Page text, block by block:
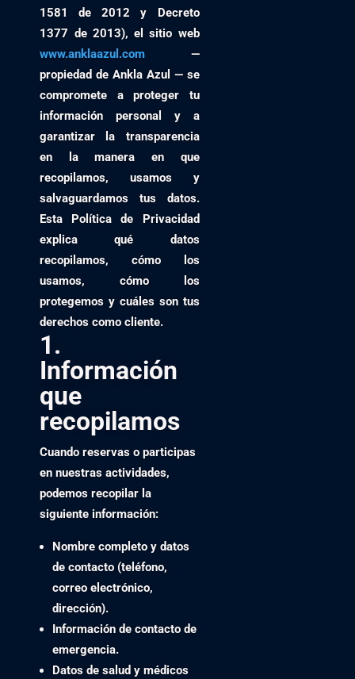
1581 de 2012 y Decreto
1377 de 2013), el sitio web
www.anklaazul.com —
propiedad de Ankla Azul — se
compromete a proteger tu
información personal y a
garantizar la transparencia
en la manera en que
recopilamos, usamos y
salvaguardamos tus datos.
Esta Política de Privacidad
explica qué datos
recopilamos, cómo los
usamos, cómo los
protegemos y cuáles son tus
derechos como cliente.
1.
Información
que
recopilamos
Cuando reservas o participas
en nuestras actividades,
podemos recopilar la
siguiente información:
Nombre completo y datos
de contacto (teléfono,
correo electrónico,
dirección).
Información de contacto de
emergencia.
Datos de salud y médicos